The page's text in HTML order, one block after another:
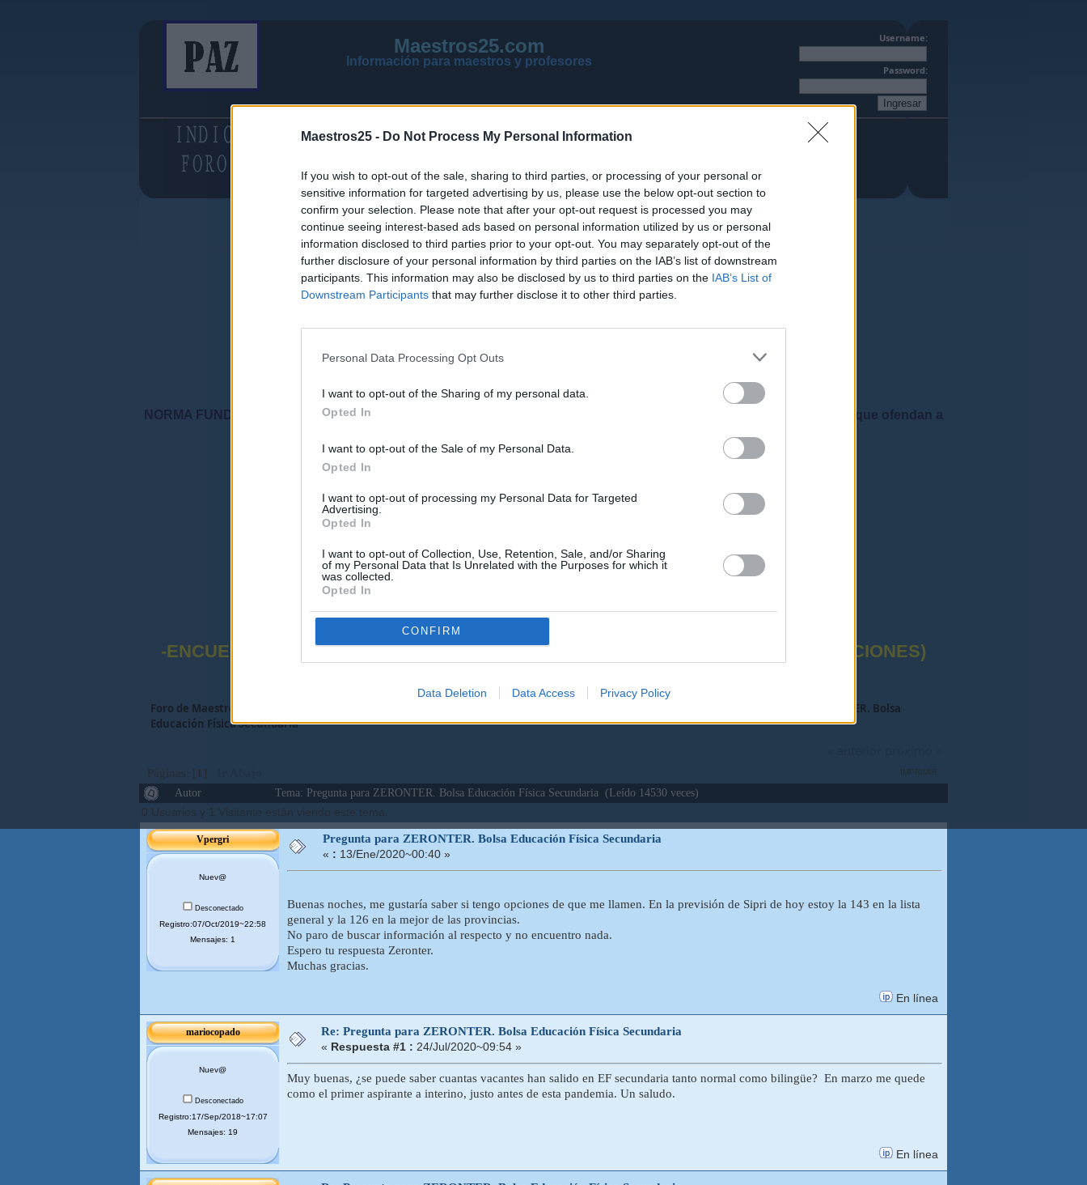
Maestros25 - Do Not Process My Personal Information
If you wish to opt-out of the sale, sharing to third parties, or processing of your personal or
sensitive information for targeted advertising by us, please use the below opt-out section to
confirm your selection. Please note that after your opt-out request is processed you may
continue seeing interest-based ads based on personal information utilized by us or personal
information disclosed to third parties prior to your opt-out. You may separately opt-out of the
further disclosure of your personal information by third parties on the IAB’s list of downstream
participants. This information may also be disclosed by us to third parties on the IAB’s List of
Downstream Participants that may further disclose it to other third parties.
Personal Data Processing Opt Outs
I want to opt-out of the Sharing of my personal data.
Opted In
I want to opt-out of the Sale of my Personal Data.
Opted In
I want to opt-out of processing my Personal Data for Targeted
Advertising.
Opted In
I want to opt-out of Collection, Use, Retention, Sale, and/or Sharing
of my Personal Data that Is Unrelated with the Purposes for which it
was collected.
Opted In
CONFIRM
Data Deletion Data Access Privacy Policy
Username:
Password:
Maestros25.com
Información para maestros y profesores
VER MENSAJES NUEVOS DE TODOS LOS FOROS
NOTICIAS ACTUALIZADAS OPOSICIONES 2026
PÁGINA PRINCIPAL DE MAESTROS25
NOTICIAS
NORMA FUNDAMENTAL DEL FORO: "Se ruega mantenga siempre un lenguaje moderado. No se admiten mensajes que ofendan a
"Por favor, no abuse de las mayúsculas e intente utilizar una expresión y ortografía correctas"
-ENCUESTA SOBRE EL PROCEDIMENTO SELECTIVO DOCENTE ACTUAL (OPOSICIONES)
Foro de Maestros25
Pregunta para ZERONTER. Bolsa
Educación Física Secundaria
Páginas: [ 1 IMPRIMIR
Autor
Tema: Pregunta para ZERONTER. Bolsa Educación Física Secundaria (Leído 14530 veces)
0 Usuarios y 1 Visitante están viendo este tema.
Vpergri
Nuev@
Desconectado
Registro:07/Oct/2019~22:58
Mensajes: 1
Pregunta para ZERONTER. Bolsa Educación Física Secundaria
« : 13/Ene/2020~00:40 »
Buenas noches, me gustaría saber si tengo opciones de que me llamen. En la previsión de Sipri de hoy estoy la 143 en la lista
general y la 126 en la mejor de las provincias.
No paro de buscar información al respecto y no encuentro nada.
Espero tu respuesta Zeronter.
Muchas gracias.
En línea
mariocopado
Nuev@
Desconectado
Registro:17/Sep/2018~17:07
Mensajes: 19
Re: Pregunta para ZERONTER. Bolsa Educación Física Secundaria
« Respuesta #1 : 24/Jul/2020~09:54 »
Muy buenas, ¿se puede saber cuantas vacantes han salido en EF secundaria tanto normal como bilingüe? En marzo me quede
como el primer aspirante a interino, justo antes de esta pandemia. Un saludo.
En línea